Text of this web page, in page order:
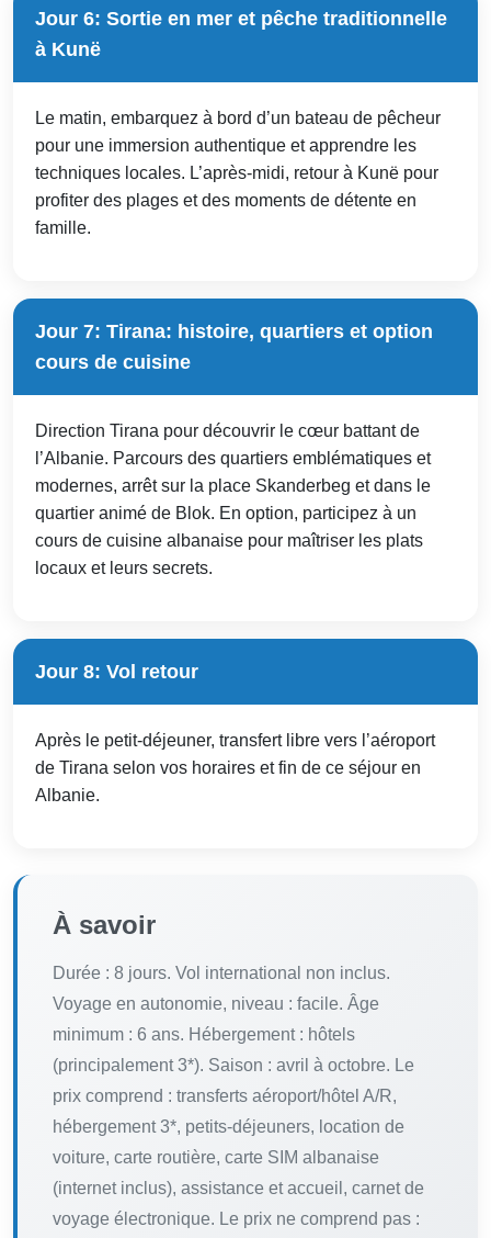
Jour 6: Sortie en mer et pêche traditionnelle
à Kunë
Le matin, embarquez à bord d’un bateau de pêcheur
pour une immersion authentique et apprendre les
techniques locales. L’après-midi, retour à Kunë pour
profiter des plages et des moments de détente en
famille.
Jour 7: Tirana: histoire, quartiers et option
cours de cuisine
Direction Tirana pour découvrir le cœur battant de
l’Albanie. Parcours des quartiers emblématiques et
modernes, arrêt sur la place Skanderbeg et dans le
quartier animé de Blok. En option, participez à un
cours de cuisine albanaise pour maîtriser les plats
locaux et leurs secrets.
Jour 8: Vol retour
Après le petit-déjeuner, transfert libre vers l’aéroport
de Tirana selon vos horaires et fin de ce séjour en
Albanie.
À savoir
Durée : 8 jours. Vol international non inclus.
Voyage en autonomie, niveau : facile. Âge
minimum : 6 ans. Hébergement : hôtels
(principalement 3*). Saison : avril à octobre. Le
prix comprend : transferts aéroport/hôtel A/R,
hébergement 3*, petits-déjeuners, location de
voiture, carte routière, carte SIM albanaise
(internet inclus), assistance et accueil, carnet de
voyage électronique. Le prix ne comprend pas :